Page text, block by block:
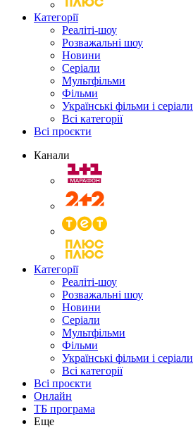
Категорії
Реаліті-шоу
Розважальні шоу
Новини
Серіали
Мультфільми
Фільми
Українські фільми і серіали
Всі категорії
Всі проєкти
Канали
Категорії
Реаліті-шоу
Розважальні шоу
Новини
Серіали
Мультфільми
Фільми
Українські фільми і серіали
Всі категорії
Всі проєкти
Онлайн
ТБ програма
Еще